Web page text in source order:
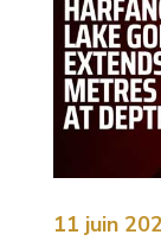
11 juin